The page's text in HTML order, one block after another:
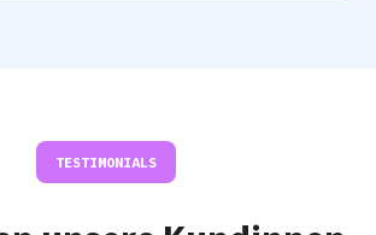
TESTIMONIALS